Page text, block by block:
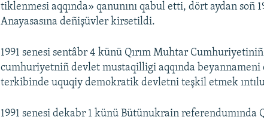
tiklenmesi aqqında» qanunını qabul etti, dört aydan soñ
Anayasasına deñişüvler kirsetildi.
1991 senesi sentâbr 4 künü Qırım Muhtar Cumhuriyetiniñ
cumhuriyetniñ devlet mustaqilligi aqqında
terkibinde uquqiy demokratik devletni teşkil etmek
1991 senesi dekabr 1 künü Bütünukrain referendumında